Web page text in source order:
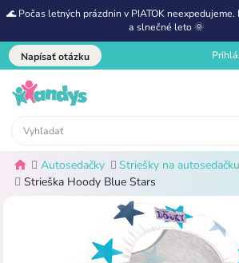
🌊 Počas letných prázdnin v PIATOK neexpedujeme.
a slnečné leto 🌞
Napísať otázku
Autosedačky
Striešky na autosedačku
Strieška Hoody Blue Stars